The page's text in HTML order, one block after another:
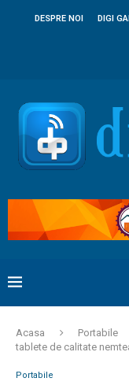
DESPRE NOI DIGI
Acasa Portabile
tablete de calitate
Portabile